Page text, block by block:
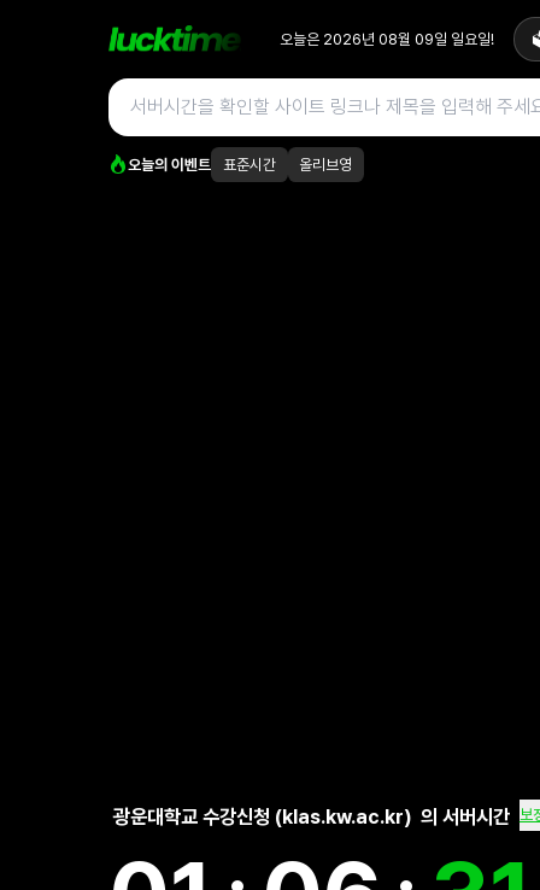
오늘은 2026년 08월 09일 일요일!
오늘의 이벤트 표준시간 올리브영
광운대학교 수강신청 (klas.kw.ac.kr) 의 서버시간 보